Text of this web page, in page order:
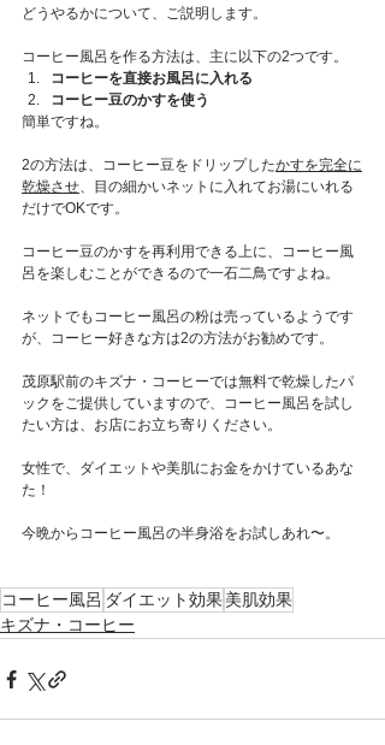
どうやるかについて、ご説明します。
コーヒー風呂を作る方法は、主に以下の2つです。
コーヒーを直接お風呂に入れる
コーヒー豆のかすを使う
簡単ですね。
2の方法は、コーヒー豆をドリップしたかすを完全に
乾燥させ、目の細かいネットに入れてお湯にいれる
だけでOKです。
コーヒー豆のかすを再利用できる上に、コーヒー風
呂を楽しむことができるので一石二鳥ですよね。
ネットでもコーヒー風呂の粉は売っているようです
が、コーヒー好きな方は2の方法がお勧めです。
茂原駅前のキズナ・コーヒーでは無料で乾燥したパ
ックをご提供していますので、コーヒー風呂を試し
たい方は、お店にお立ち寄りください。
女性で、ダイエットや美肌にお金をかけているあな
た！
今晩からコーヒー風呂の半身浴をお試しあれ〜。
コーヒー風呂 ダイエット効果美肌効果
キズナ・コーヒー